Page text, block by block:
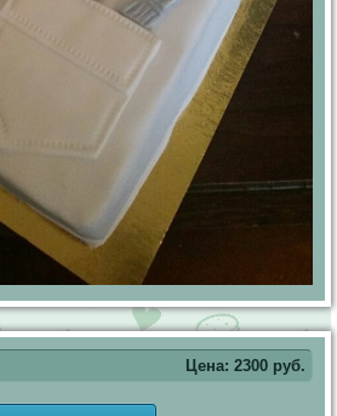
Цена: 2300 руб.